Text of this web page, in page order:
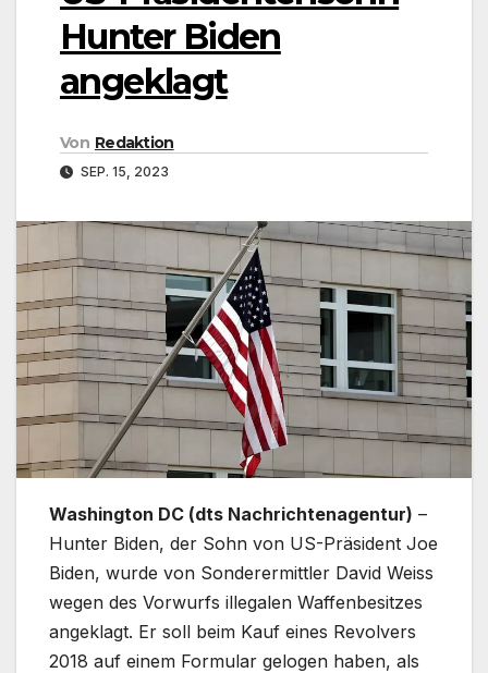
Hunter Biden
angeklagt
Von Redaktion
SEP. 15, 2023
Washington DC (dts Nachrichtenagentur) –
Hunter Biden, der Sohn von US-Präsident Joe
Biden, wurde von Sonderermittler David Weiss
wegen des Vorwurfs illegalen Waffenbesitzes
angeklagt. Er soll beim Kauf eines Revolvers
2018 auf einem Formular gelogen haben, als